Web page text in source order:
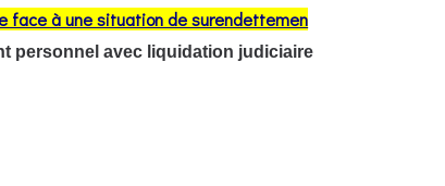
face à une situation de surendettemen
personnel avec liquidation judiciaire